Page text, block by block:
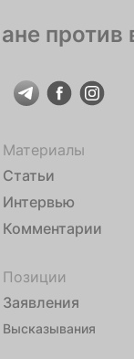
против
Материалы
Статьи
Интервью
Комментарии
Позиции
Заявления
Высказывания